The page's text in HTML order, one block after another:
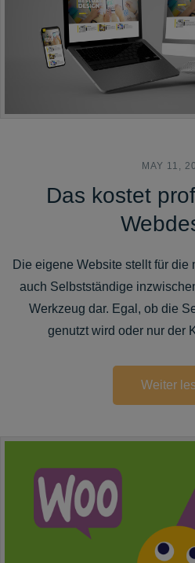
MAY 11,
Das kostet
Die eigene Website stellt für die
auch Selbstständige
Werkzeug dar. Egal, ob die
genutzt wird oder nur der
Weiter